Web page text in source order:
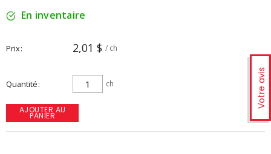
Votre avis
En inventaire
Prix 2,01 $ / ch
Quantité ch
AJOUTER AU
PANIER